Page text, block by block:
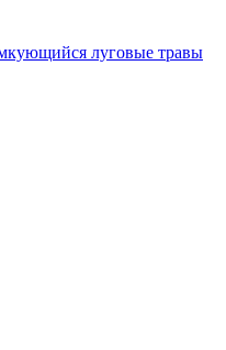
луговые травы